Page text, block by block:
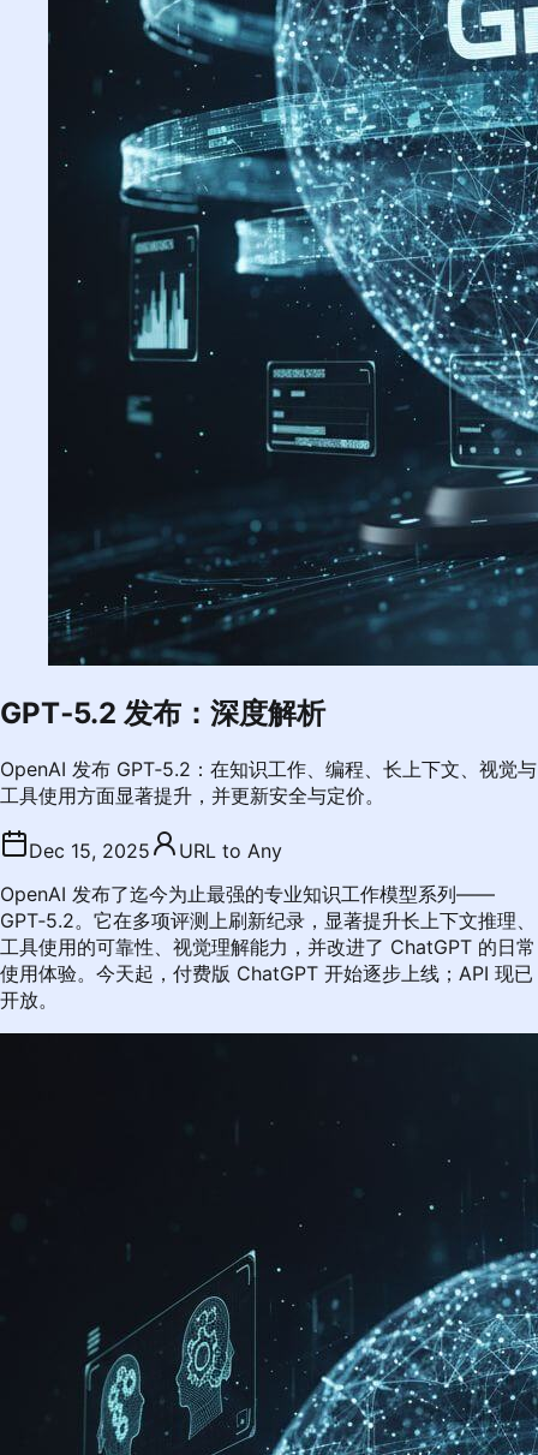
GPT‑5.2 发布：深度解析
OpenAI 发布 GPT‑5.2：在知识工作、编程、长上下文、视觉与
工具使用方面显著提升，并更新安全与定价。
Dec 15, 2025
URL to Any
OpenAI 发布了迄今为止最强的专业知识工作模型系列——
GPT‑5.2。它在多项评测上刷新纪录，显著提升长上下文推理、
工具使用的可靠性、视觉理解能力，并改进了 ChatGPT 的日常
使用体验。今天起，付费版 ChatGPT 开始逐步上线；API 现已
开放。